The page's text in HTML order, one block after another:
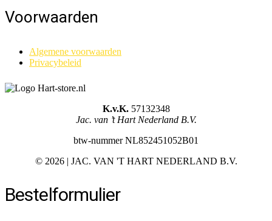
Voorwaarden
Algemene voorwaarden
Privacybeleid
K.v.K.57132348
Jac. van ’t Hart Nederland B.V.
btw-nummer NL852451052B01
© 2026 | JAC. VAN 'T HART NEDERLAND B.V.
Bestelformulier